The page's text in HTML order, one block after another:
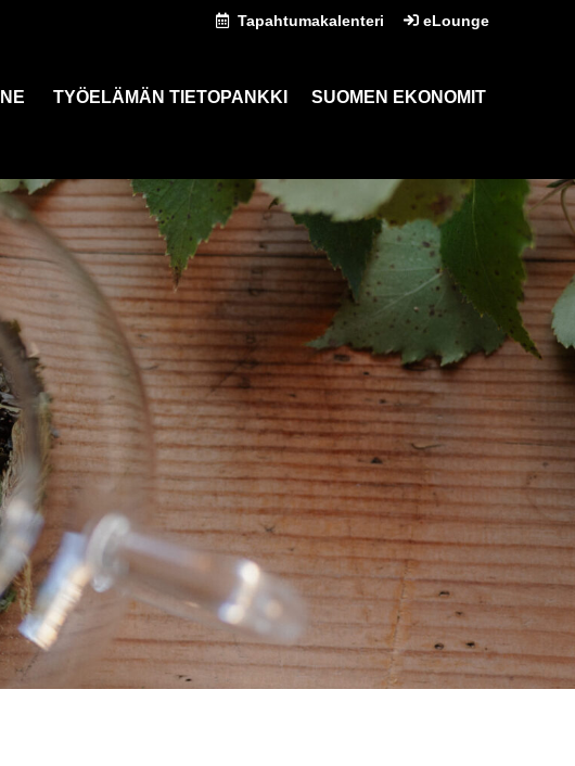
Tapahtumakalenteri eLounge
TYÖELÄMÄN TIETOPANKKI SUOMEN EKONOMIT